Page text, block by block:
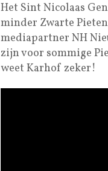
Het Sint Nicolaas
minder Zwarte
mediapartner NH
zijn voor sommige
weet Karhof zeker!